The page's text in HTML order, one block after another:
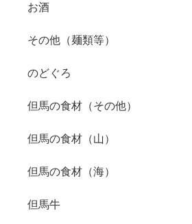
お酒
その他（麺類等）
のどぐろ
但馬の食材（その他）
但馬の食材（山）
但馬の食材（海）
但馬牛